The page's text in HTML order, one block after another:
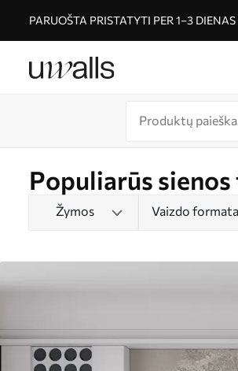
PARUOŠTA PRISTATYTI PER 1–3 DIENAS
Populiarūs
Žymos Vaizdo